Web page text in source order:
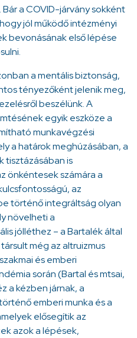
Bár a COVID-járvány sokként
jól működő intézményi
bevonásának első lépése
a mentális biztonság,
tényezőként jelenik meg,
beszélünk. A
egyik eszköze a
munkavégzési
a határok meghúzásában, a
tisztázásában is
önkéntesek számára a
az
történő integráltság olyan
növelheti a
jólléthez – a Bartalék által
még az altruizmus
és emberi
során (Bartal és mtsai,
a kézben járnak, a
emberi munka és a
elősegítik az
azok a lépések,